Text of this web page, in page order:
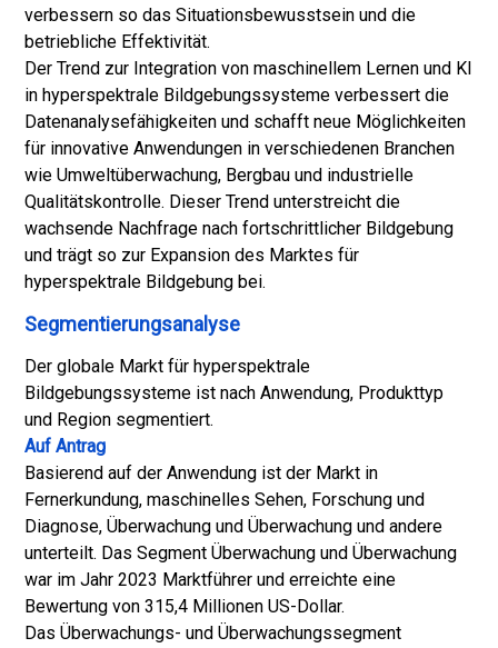
verbessern so das Situationsbewusstsein und die
betriebliche Effektivität.
Der Trend zur Integration von maschinellem Lernen und KI
in hyperspektrale Bildgebungssysteme verbessert die
Datenanalysefähigkeiten und schafft neue Möglichkeiten
für innovative Anwendungen in verschiedenen Branchen
wie Umweltüberwachung, Bergbau und industrielle
Qualitätskontrolle. Dieser Trend unterstreicht die
wachsende Nachfrage nach fortschrittlicher Bildgebung
und trägt so zur Expansion des Marktes für
hyperspektrale Bildgebung bei.
Segmentierungsanalyse
Der globale Markt für hyperspektrale
Bildgebungssysteme ist nach Anwendung, Produkttyp
und Region segmentiert.
Auf Antrag
Basierend auf der Anwendung ist der Markt in
Fernerkundung, maschinelles Sehen, Forschung und
Diagnose, Überwachung und Überwachung und andere
unterteilt. Das Segment Überwachung und Überwachung
war im Jahr 2023 Marktführer und erreichte eine
Bewertung von 315,4 Millionen US-Dollar.
Das Überwachungs- und Überwachungssegment